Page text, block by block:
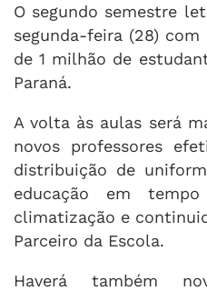
O segundo semestre
segunda-feira (28) com
de 1 milhão de
Paraná.
A volta às aulas será
novos professores
distribuição de
educação em
climatização e
Parceiro da Escola.
Haverá também